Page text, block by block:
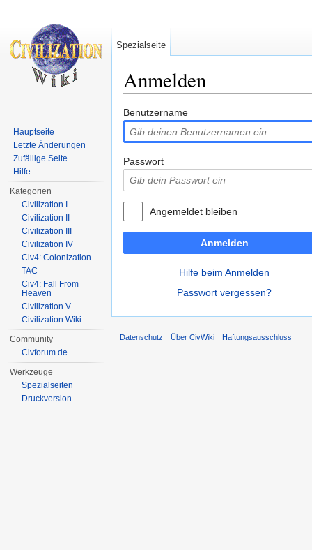
Anmelden
Benutzername
Passwort
Angemeldet bleiben
Anmelden
Hilfe beim Anmelden
Passwort vergessen?
Spezialseite
Hauptseite
Letzte Änderungen
Zufällige Seite
Hilfe
Kategorien
Civilization I
Civilization II
Civilization III
Civilization IV
Civ4: Colonization
TAC
Civ4: Fall From
Heaven
Civilization V
Civilization Wiki
Community
Civforum.de
Werkzeuge
Spezialseiten
Druckversion
Datenschutz Über CivWiki Haftungsausschluss